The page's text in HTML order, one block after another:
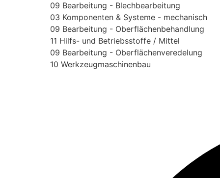
09 Bearbeitung - Blechbearbeitung
03 Komponenten & Systeme - mechanisch
09 Bearbeitung - Oberflächenbehandlung
11 Hilfs- und Betriebsstoffe / Mittel
09 Bearbeitung - Oberflächenveredelung
10 Werkzeugmaschinenbau